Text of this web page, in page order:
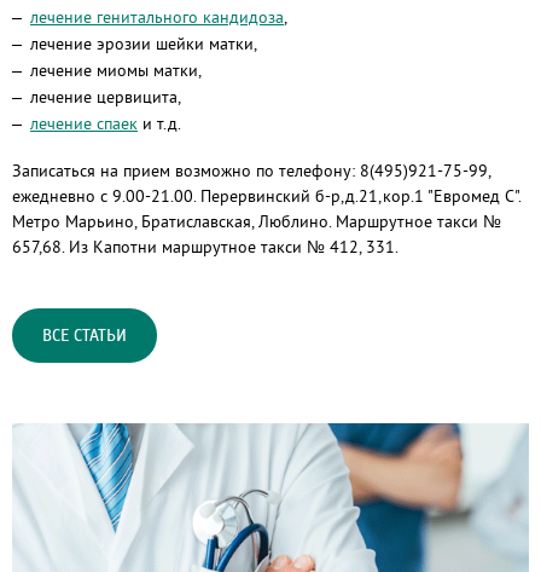
лечение генитального кандидоза,
лечение эрозии шейки матки,
лечение миомы матки,
лечение цервицита,
лечение спаек и т.д.
Записаться на прием возможно по телефону: 8(495)921-75-99,
ежедневно с 9.00-21.00. Перервинский б-р,д.21,кор.1 "Евромед С".
Метро Марьино, Братиславская, Люблино. Маршрутное такси №
657,68. Из Капотни маршрутное такси № 412, 331.
ВСЕ СТАТЬИ